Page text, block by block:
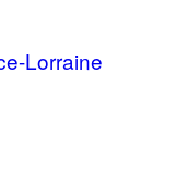
Lorraine